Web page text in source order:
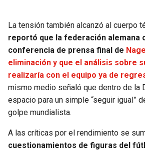
La tensión también alcanzó al cuerpo
reportó que la federación alemana
conferencia de prensa final de
eliminación y que el análisis sobre
realizaría con el equipo ya de
mismo medio señaló que dentro de la
espacio para un simple “seguir igual”
golpe mundialista.
A las críticas por el rendimiento se
cuestionamientos de figuras del